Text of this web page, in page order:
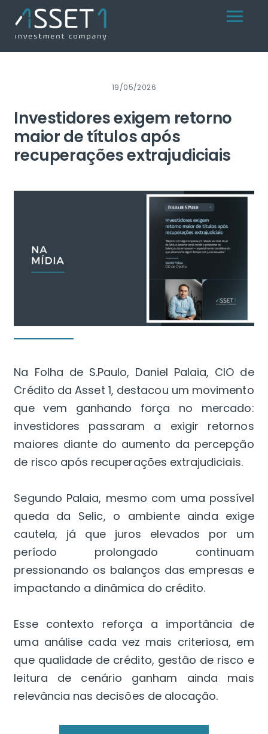
content
Menu
19/05/2026
Investidores exigem retorno
maior de títulos após
recuperações extrajudiciais
Na Folha de S.Paulo, Daniel Palaia, CIO de
Crédito da Asset 1, destacou um movimento
que vem ganhando força no mercado:
investidores passaram a exigir retornos
maiores diante do aumento da percepção
de risco após recuperações extrajudiciais.
Segundo Palaia, mesmo com uma possível
queda da Selic, o ambiente ainda exige
cautela, já que juros elevados por um
período prolongado continuam
pressionando os balanços das empresas e
impactando a dinâmica do crédito.
Esse contexto reforça a importância de
uma análise cada vez mais criteriosa, em
que qualidade de crédito, gestão de risco e
leitura de cenário ganham ainda mais
relevância nas decisões de alocação.